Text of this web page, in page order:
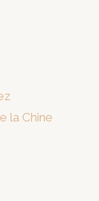
la Chine